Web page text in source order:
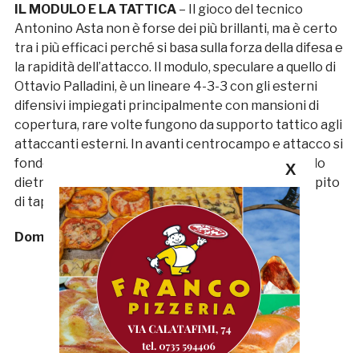
IL MODULO E LA TATTICA– Il gioco del tecnico
Antonino Asta non è forse dei più brillanti, ma è certo
tra i più efficaci perché si basa sulla forza della difesa e
la rapidità dell’attacco. Il modulo, speculare a quello di
Ottavio Palladini, è un lineare 4-3-3 con gli esterni
difensivi impiegati principalmente con mansioni di
copertura, rare volte fungono da supporto tattico agli
attaccanti esterni. In avanti centrocampo e attacco si
fondono nelle operazioni di sfondamento lasciando
dietro, a garanzia difensiva il solo Staiti, con il compito
di tappare eventuali ripartenze avversarie.
Domenico Del Zompo
X